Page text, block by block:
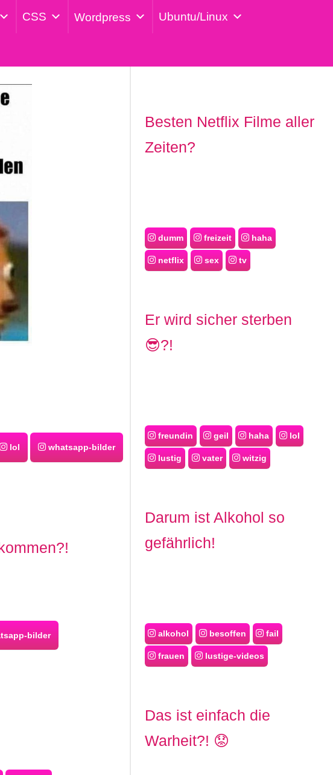
CSS Wordpress Ubuntu/Linux
lol whatsapp-bilder
bilder
Besten Netflix Filme aller
Zeiten?
dumm freizeit haha
netflix sex tv
Er wird sicher sterben
😎?!
freundin geil haha lol
lustig vater witzig
Darum ist Alkohol so
gefährlich!
alkohol besoffen fail
frauen lustige-videos
Das ist einfach die
Warheit?! 😟